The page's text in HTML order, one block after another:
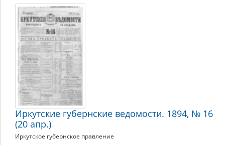
Иркутские губернские ведомости. 1894, № 16
(20 апр.)
Иркутское губернское правление